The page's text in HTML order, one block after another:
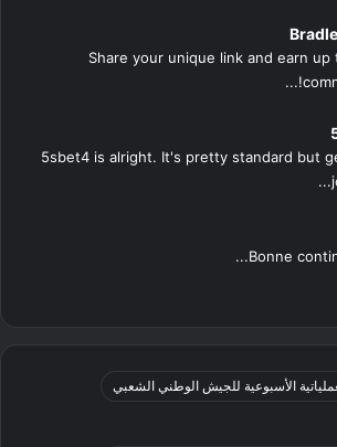
Share your unique link and earn up
5sbet4 is alright. It's pretty standard but
Bonne
الأسبوعية للجيش الوطني الشعبي